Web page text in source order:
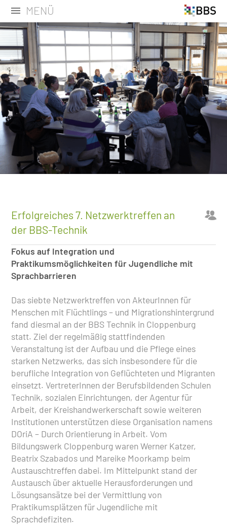
MENÜ
Erfolgreiches 7. Netzwerktreffen an
der BBS-Technik
Fokus auf Integration und
Praktikumsmöglichkeiten für Jugendliche mit
Sprachbarrieren
Das siebte Netzwerktreffen von AkteurInnen für
Menschen mit Flüchtlings – und Migrationshintergrund
fand diesmal an der BBS Technik in Cloppenburg
statt. Ziel der regelmäßig stattfindenden
Veranstaltung ist der Aufbau und die Pflege eines
starken Netzwerks, das sich insbesondere für die
berufliche Integration von Geflüchteten und Migranten
einsetzt. VertreterInnen der Berufsbildenden Schulen
Technik, sozialen Einrichtungen, der Agentur für
Arbeit, der Kreishandwerkerschaft sowie weiteren
Institutionen unterstützen diese Organisation namens
DOriA – Durch Orientierung in Arbeit. Vom
Bildungswerk Cloppenburg waren Werner Katzer,
Beatrix Szabados und Mareike Moorkamp beim
Austauschtreffen dabei. Im Mittelpunkt stand der
Austausch über aktuelle Herausforderungen und
Lösungsansätze bei der Vermittlung von
Praktikumsplätzen für Jugendliche mit
Sprachdefiziten.